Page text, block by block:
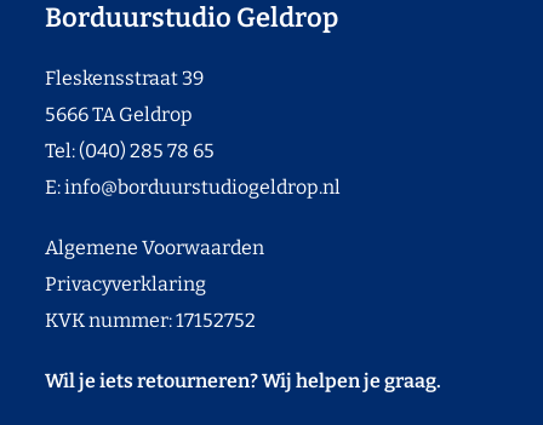
Borduurstudio Geldrop
Fleskensstraat 39
5666 TA Geldrop
Tel: (040) 285 78 65
E:info@borduurstudiogeldrop.nl
Algemene Voorwaarden
Privacyverklaring
KVK nummer: 17152752
Wil je iets retourneren? Wij helpen je graag.